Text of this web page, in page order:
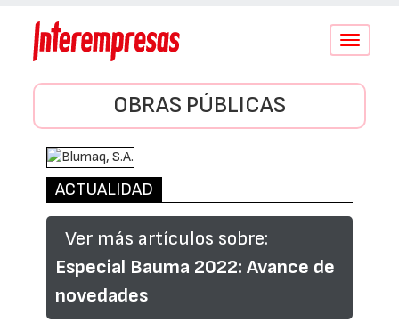
Conmutar
OBRAS PÚBLICAS
ACTUALIDAD
Ver más artículos sobre:
Especial Bauma 2022: Avance de
novedades